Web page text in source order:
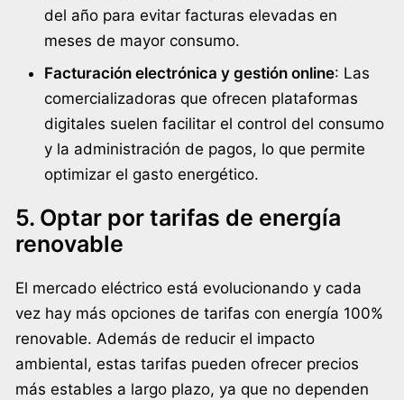
del año para evitar facturas elevadas en
meses de mayor consumo.
Facturación electrónica y gestión online: Las
comercializadoras que ofrecen plataformas
digitales suelen facilitar el control del consumo
y la administración de pagos, lo que permite
optimizar el gasto energético.
5. Optar por tarifas de energía
renovable
El mercado eléctrico está evolucionando y cada
vez hay más opciones de tarifas con energía 100%
renovable. Además de reducir el impacto
ambiental, estas tarifas pueden ofrecer precios
más estables a largo plazo, ya que no dependen